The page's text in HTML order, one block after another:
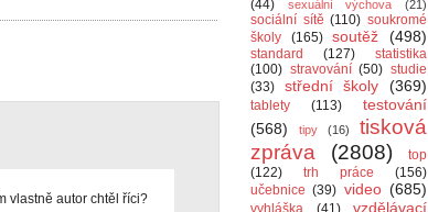
vlastně autor chtěl říci?
(44)
sexuální výchova (21)
sociální sítě (110) soukromé
školy
(165) soutěž (498)
standard (127)
statistika
(100) stravování (50) studie
(33)
střední školy (369)
tablety (113)
testování
(568)
tipy (16)
tisková
zpráva
(2808)
top
(122)
trh práce
(156)
učebnice (39) video (685)
vyhláška (41)
vzdělávací